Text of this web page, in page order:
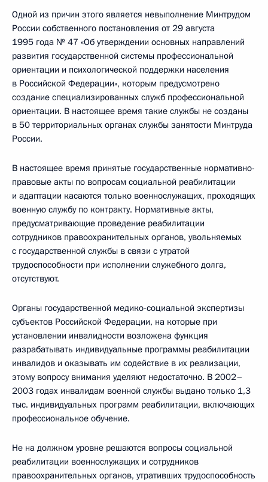
Одной из причин этого является невыполнение Минтрудом
России собственного постановления от 29 августа
1995 года № 47 «Об утверждении основных направлений
развития государственной системы профессиональной
ориентации и психологической поддержки населения
в Российской Федерации», которым предусмотрено
создание специализированных служб профессиональной
ориентации. В настоящее время такие службы не созданы
в 50 территориальных органах службы занятости Минтруда
России.
В настоящее время принятые государственные нормативно-
правовые акты по вопросам социальной реабилитации
и адаптации касаются только военнослужащих, проходящих
военную службу по контракту. Нормативные акты,
предусматривающие проведение реабилитации
сотрудников правоохранительных органов, увольняемых
с государственной службы в связи с утратой
трудоспособности при исполнении служебного долга,
отсутствуют.
Органы государственной медико-социальной экспертизы
субъектов Российской Федерации, на которые при
установлении инвалидности возложена функция
разрабатывать индивидуальные программы реабилитации
инвалидов и оказывать им содействие в их реализации,
этому вопросу внимания уделяют недостаточно. В 2002–
2003 годах инвалидам военной службы выдано только 1,3
тыс. индивидуальных программ реабилитации, включающих
профессиональное обучение.
Не на должном уровне решаются вопросы социальной
реабилитации военнослужащих и сотрудников
правоохранительных органов, утративших трудоспособность